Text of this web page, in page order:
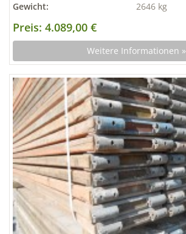
Gewicht:
2646 kg
Preis: 4.089,00 €
Weitere Informationen »